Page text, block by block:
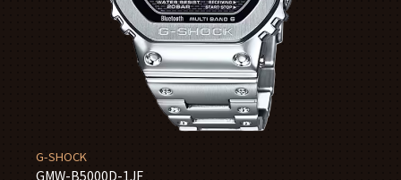
G-SHOCK
GMW-B5000D-1JF